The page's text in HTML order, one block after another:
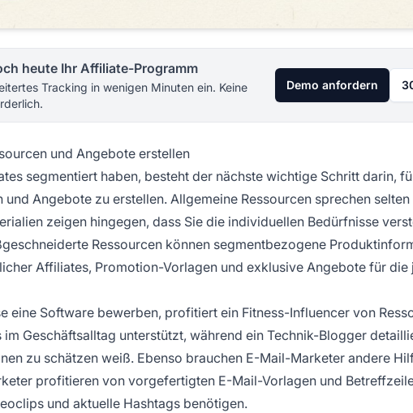
heute Ihr Affiliate-Programm
Tracking in wenigen Minuten ein. Keine
Demo anfordern
und Angebote erstellen
segmentiert haben, besteht der nächste wichtige Schritt darin,
und Angebote zu erstellen. Allgemeine Ressourcen sprechen
zeigen hingegen, dass Sie die individuellen Bedürfnisse
Ressourcen können segmentbezogene
Affiliates, Promotion-Vorlagen und exklusive Angebote für
eine Software bewerben, profitiert ein Fitness-Influencer von
Geschäftsalltag unterstützt, während ein Technik-Blogger
zu schätzen weiß. Ebenso brauchen E-Mail-Marketer andere
profitieren von vorgefertigten E-Mail-Vorlagen und
und aktuelle Hashtags benötigen.